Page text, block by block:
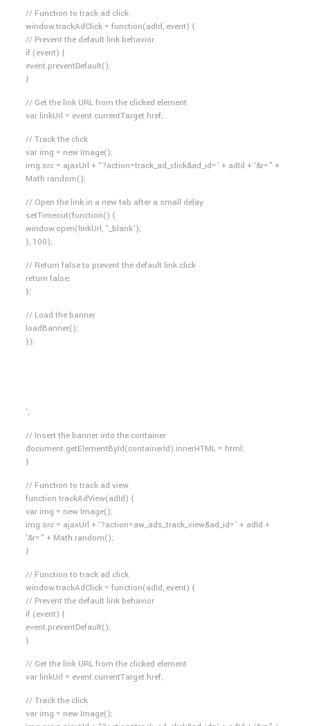
// Function to track ad click
window.trackAdClick = function(adId, event) {
// Prevent the default link behavior
if (event) {
event.preventDefault();
}
// Get the link URL from the clicked element
var linkUrl = event.currentTarget.href;
// Track the click
var img = new Image();
img.src = ajaxUrl + “?action=track_ad_click&ad_id=’ + adId + ‘&r=” +
Math.random();
// Open the link in a new tab after a small delay
setTimeout(function() {
window.open(linkUrl, “_blank’);
}, 100);
// Return false to prevent the default link click
return false;
};
// Load the banner
loadBanner();
});
‘;
// Insert the banner into the container
document.getElementById(containerId).innerHTML = html;
}
// Function to track ad view
function trackAdView(adId) {
var img = new Image();
img.src = ajaxUrl + ‘?action=aw_ads_track_view&ad_id=’ + adId +
‘&r=” + Math.random();
}
// Function to track ad click
window.trackAdClick = function(adId, event) {
// Prevent the default link behavior
if (event) {
event.preventDefault();
}
// Get the link URL from the clicked element
var linkUrl = event.currentTarget.href;
// Track the click
var img = new Image();